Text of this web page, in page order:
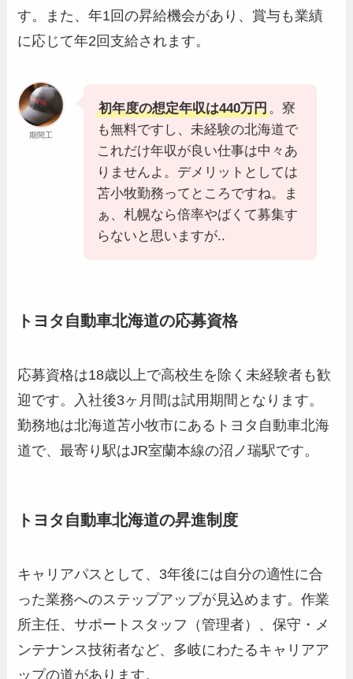
す。また、年1回の昇給機会があり、賞与も業績
に応じて年2回支給されます。
期間工
初年度の想定年収は440万円。寮
も無料ですし、未経験の北海道で
これだけ年収が良い仕事は中々あ
りませんよ。デメリットとしては
苫小牧勤務ってところですね。ま
ぁ、札幌なら倍率やばくて募集す
らないと思いますが..
トヨタ自動車北海道の応募資格
応募資格は18歳以上で高校生を除く未経験者も歓
迎です。入社後3ヶ月間は試用期間となります。
勤務地は北海道苫小牧市にあるトヨタ自動車北海
道で、最寄り駅はJR室蘭本線の沼ノ瑞駅です。
トヨタ自動車北海道の昇進制度
キャリアパスとして、3年後には自分の適性に合
った業務へのステップアップが見込めます。作業
所主任、サポートスタッフ（管理者）、保守・メ
ンテナンス技術者など、多岐にわたるキャリアア
ップの道があります。